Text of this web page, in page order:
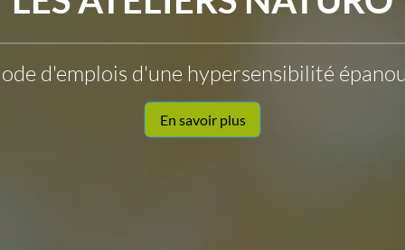
d'emplois d'une hypersensibilité
En savoir plus